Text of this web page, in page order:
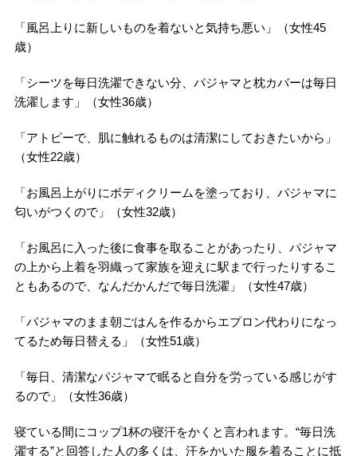
「風呂上りに新しいものを着ないと気持ち悪い」（女性45
歳）
「シーツを毎日洗濯できない分、パジャマと枕カバーは毎日
洗濯します」（女性36歳）
「アトピーで、肌に触れるものは清潔にしておきたいから」
（女性22歳）
「お風呂上がりにボディクリームを塗っており、パジャマに
匂いがつくので」（女性32歳）
「お風呂に入った後に食事を取ることがあったり、パジャマ
の上から上着を羽織って家族を迎えに駅まで行ったりするこ
ともあるので、なんだかんだで毎日洗濯」（女性47歳）
「パジャマのまま朝ごはんを作るからエプロン代わりになっ
てるため毎日替える」（女性51歳）
「毎日、清潔なパジャマで眠ると自分を労っている感じがす
るので」（女性36歳）
寝ている間にコップ1杯の寝汗をかくと言われます。“毎日洗
濯する”と回答した人の多くは、汗をかいた服を着ることに抵